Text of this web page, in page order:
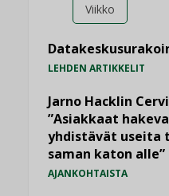
Viikko
LEHDEN ARTIKKELIT
Jarno Hacklin
”Asiakkaat
yhdistävät useita
saman katon alle”
AJANKOHTAISTA